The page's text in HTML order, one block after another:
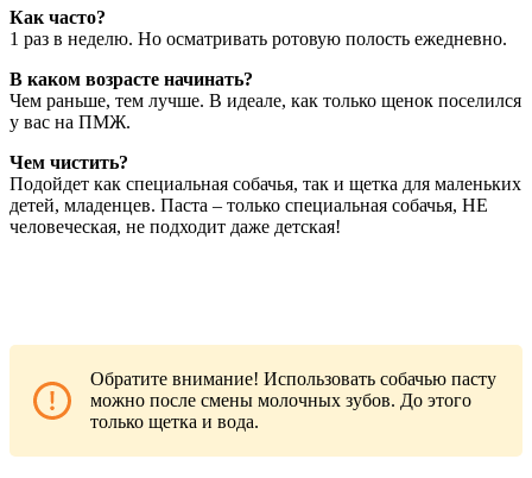
Как часто?
1 раз в неделю. Но осматривать ротовую полость ежедневно.
В каком возрасте начинать?
Чем раньше, тем лучше. В идеале, как только щенок поселился
у вас на ПМЖ.
Чем чистить?
Подойдет как специальная собачья, так и щетка для маленьких
детей, младенцев. Паста ‒ только специальная собачья, НЕ
человеческая, не подходит даже детская!
Обратите внимание! Использовать собачью пасту
можно после смены молочных зубов. До этого
только щетка и вода.